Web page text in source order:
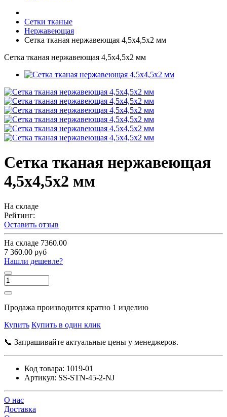
Сетки тканые
Нержавеющая
Сетка тканая нержавеющая 4,5х4,5х2 мм
Сетка тканая нержавеющая 4,5х4,5х2 мм
Сетка тканая нержавеющая
4,5х4,5х2 мм
На складе
Рейтинг:
Оставить отзыв
На складе 7360.00
7 360.00 руб
Нашли дешевле?
Продажа производится кратно 1 изделию
Купить Купить в один клик
📞 Запрашивайте актуальные цены у менеджеров.
Код товара: 1019-01
Артикул: SS-STN-45-2-NJ
О нас
Доставка